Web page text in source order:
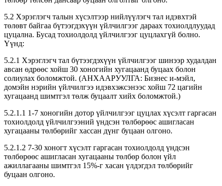
5.2 Хэрэглэгч талын хүсэлтээр нийлүүлэгч тал идэвхтэй
төлөвт байгаа бүтээгдэхүүн үйлчилгээг дараах тохиолдлуудад
цуцална. Бусад тохиолдолд үйлчилгээг цуцлахгүй болно.
Үүнд:
5.2.1 Хэрэглэгч тал бүтээгдэхүүн үйлчилгээг шинээр худалдан
авсан өдрөөс хойш 30 хоногийн хугацаанд буцаах болон
солиулах боломжтой. (АНХААРУУЛГА: Бизнес и-мэйл,
домэйн нэрийн үйлчилгээ идэвхэжсэнээс хойш 72 цагийн
хугацаанд шимтгэл төлж буцаалт хийх боломжтой.)
5.2.1.1 1-7 хоногийн дотор үйлчилгээг цуцлах хүсэлт гаргасан
тохиолдолд үйлчилгээний үндсэн төлбөрөөс ашигласан
хугацааны төлбөрийг хассан дүнг буцаан олгоно.
5.2.1.2 7-30 хоногт хүсэлт гаргасан тохиолдолд үндсэн
төлбөрөөс ашигласан хугацааны төлбөр болон үйл
ажиллагааны шимтгэл 15%-г хасан үлдэгдэл төлбөрийг
буцаан олгоно.